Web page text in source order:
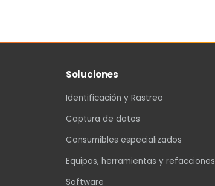
Soluciones
Identificación y Rastreo
Captura de datos
Consumibles especializados
Equipos, herramientas y refacciones
Software